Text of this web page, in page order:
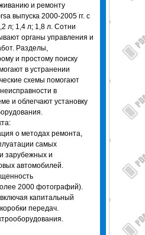
и ремонту
выпуска 2000-2005 гг. с
л; 1,4 л; 1,8 л. Сотни
органы управления и
Разделы,
и простому поиску
в устранении
схемы помогают
в
и облегчают установку
о методах ремонта,
самых
зарубежных и
автомобилей.
2000 фотографий).
капитальный
передач.